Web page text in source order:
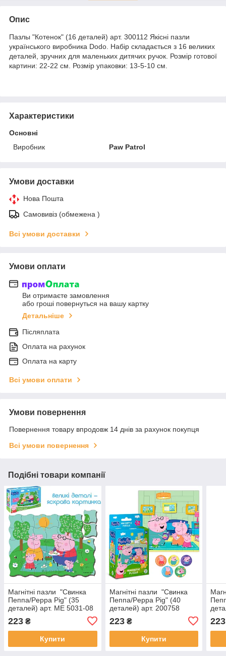
Опис
Пазлы "Котенок" (16 деталей) арт. 300112 Якісні пазли
українського виробника Dodo. Набір складається з 16 великих
деталей, зручних для маленьких дитячих ручок. Розмір готової
картини: 22-22 см. Розмір упаковки: 13-5-10 см.
Характеристики
Основні
Виробник
Paw Patrol
Умови доставки
Нова Пошта
Самовивіз (обмежена )
Всі умови доставки
Умови оплати
Ви отримаєте замовлення
або гроші повернуться на вашу картку
Детальніше
Післяплата
Оплата на рахунок
Оплата на карту
Всі умови оплати
Умови повернення
Повернення товару впродовж 14 днів за рахунок покупця
Всі умови повернення
Подібні товари компанії
Магнітні пазли "Свинка
Пеппа/Peppa Pig" (35
деталей) арт. ME 5031-08
223 ₴
Купити
Магнітні пазли "Свинка
Пеппа/Peppa Pig" (40
деталей) арт. 200758
223₴
Купити
223